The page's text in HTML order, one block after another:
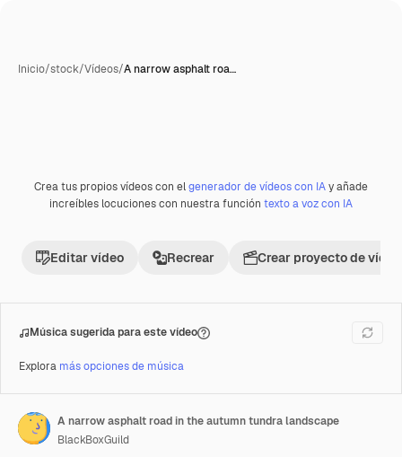
Inicio/stock/Vídeos/A narrow asphalt roa…
Premium
Crea tus propios vídeos con elgenerador de vídeos con IAy añade
increíbles locuciones con nuestra función texto a voz con IA
Editar vídeo Recrear Crear proyecto de vídeo
Música sugerida para este vídeo
Explora más opciones de música
A narrow asphalt road in the autumn tundra landscape
BlackBoxGuild